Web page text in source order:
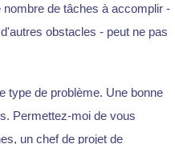
de tâches à accomplir -
obstacles - peut ne pas
type de problème. Une bonne
Permettez-moi de vous
un chef de projet de